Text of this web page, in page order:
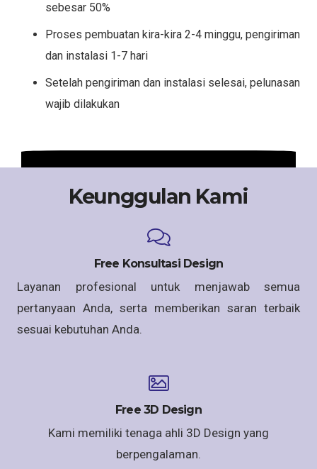
sebesar 50%
Proses pembuatan kira-kira 2-4 minggu, pengiriman
dan instalasi 1-7 hari
Setelah pengiriman dan instalasi selesai, pelunasan
wajib dilakukan
Keunggulan Kami
Free Konsultasi Design
Layanan profesional untuk menjawab semua
pertanyaan Anda, serta memberikan saran terbaik
sesuai kebutuhan Anda.
Free 3D Design
Kami memiliki tenaga ahli 3D Design yang
berpengalaman.